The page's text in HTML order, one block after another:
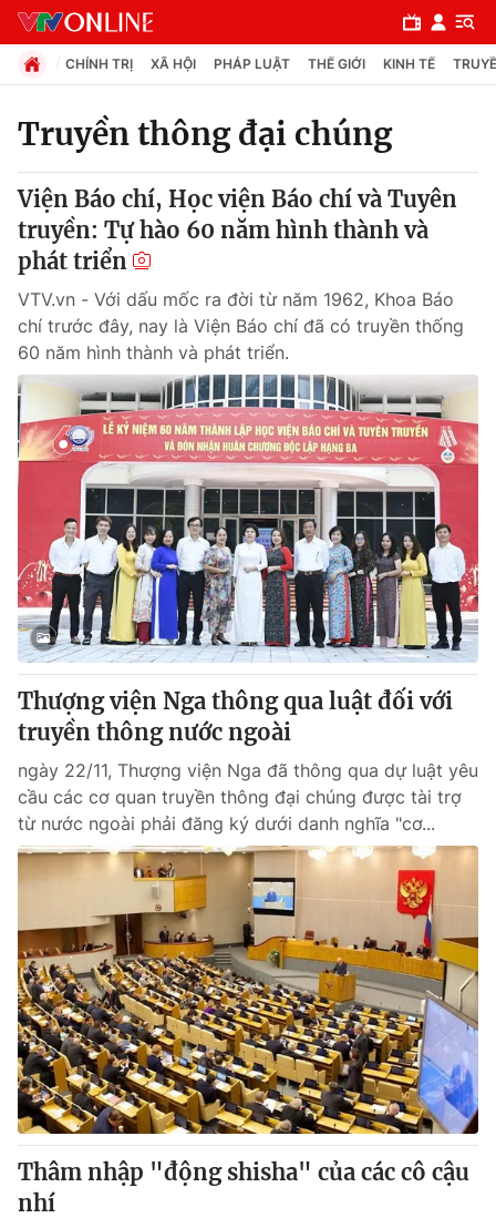
Chuyên mục
Chính trị
Pháp luật
Y tế
Thế giới
Tin tức
Thế giới đó đây
Câu chuyện quốc tế
Kinh tế
Tài chính
Thị trường
Góc doanh nghiệp
Dữ liệu và đời sống
Truyền hình
Phim VTV
Hậu trường
Nhân vật
Khán giả
Giải trí
Điện ảnh
Âm nhạc
Sao
Đời sống
Du lịch
Chất lượng cuộc sống
Giáo dục
Tuyển sinh
Học trực tuyến
Công nghệ
Hitech Công nghệ tương lai
Sản phẩm
Thị trường
Tư vấn
Giao lưu trực tuyến
Lịch phát sóng
Chuyên mục khác
Emagazine Podcast
CHÍNH TRỊ XÃ HỘI PHÁP LUẬT THẾ GIỚI KINH TẾ
Truyền thông đại chúng
Viện Báo chí, Học viện Báo chí và Tuyên
truyền: Tự hào 60 năm hình thành và
phát triển
VTV.vn - Với dấu mốc ra đời từ năm 1962, Khoa Báo
chí trước đây, nay là Viện Báo chí đã có truyền thống
60 năm hình thành và phát triển.
Thượng viện Nga thông qua luật đối với
truyền thông nước ngoài
ngày 22/11, Thượng viện Nga đã thông qua dự luật yêu
cầu các cơ quan truyền thông đại chúng được tài trợ
từ nước ngoài phải đăng ký dưới danh nghĩa "cơ...
Thâm nhập "động shisha" của các cô cậu
nhí